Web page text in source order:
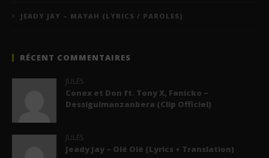
JEADY JAY – MAYAH (LYRICS / PAROLES)
RÉCENT COMMENTAIRES
JULES
Conex et Don ft. Tony X, Fanicko –
Dessiguimanzanbera (Clip Officiel)
JULES
Jeady Jay – Olé Olé (Lyrics + Translation)